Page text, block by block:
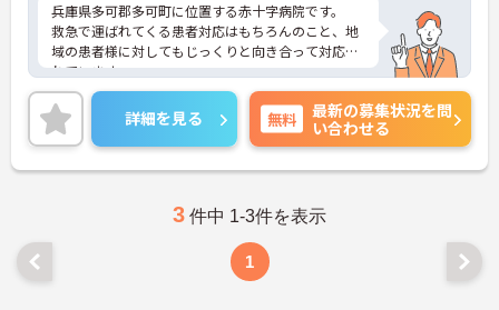
兵庫県多可郡多可町に位置する赤十字病院です。
救急で運ばれてくる患者対応はもちろんのこと、地
域の患者様に対してもじっくりと向き合って対応さ
れています。
福利厚生や休暇が充実しており、長く働くことので
きる環境が整っております。
ご興味のある方は是非一度ご相談ください。
詳細を見る 無料
最新の募集状況を問
い合わせる
3 件中 1-3件を表示
1